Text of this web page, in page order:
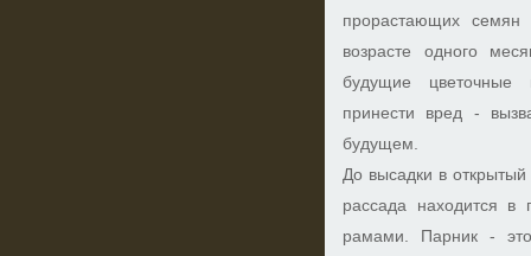
прорастающих
возрасте одного
будущие цветочные
принести вред -
будущем.
До высадки в
рассада находится
рамами. Парник -